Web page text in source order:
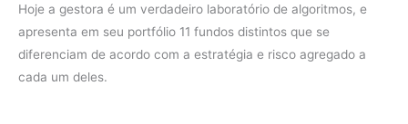
Hoje a gestora é um verdadeiro laboratório de algoritmos, e
apresenta em seu portfólio 11 fundos distintos que se
diferenciam de acordo com a estratégia e risco agregado a
cada um deles.